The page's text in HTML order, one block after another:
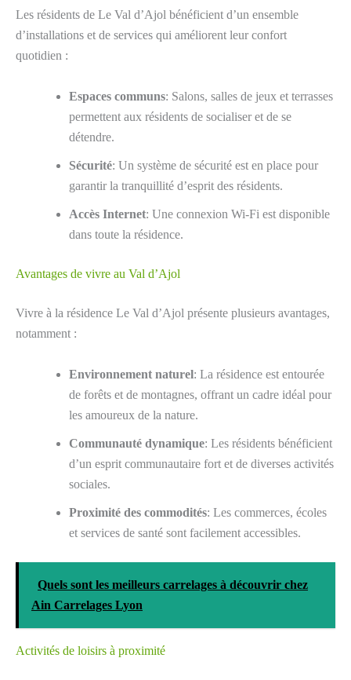
Les résidents de Le Val d’Ajol bénéficient d’un ensemble
d’installations et de services qui améliorent leur confort
quotidien :
Espaces communs: Salons, salles de jeux et terrasses
permettent aux résidents de socialiser et de se
détendre.
Sécurité: Un système de sécurité est en place pour
garantir la tranquillité d’esprit des résidents.
Accès Internet: Une connexion Wi-Fi est disponible
dans toute la résidence.
Avantages de vivre au Val d’Ajol
Vivre à la résidence Le Val d’Ajol présente plusieurs avantages,
notamment :
Environnement naturel: La résidence est entourée
de forêts et de montagnes, offrant un cadre idéal pour
les amoureux de la nature.
Communauté dynamique: Les résidents bénéficient
d’un esprit communautaire fort et de diverses activités
sociales.
Proximité des commodités: Les commerces, écoles
et services de santé sont facilement accessibles.
Quels sont les meilleurs carrelages à découvrir chez
Ain Carrelages Lyon
Activités de loisirs à proximité